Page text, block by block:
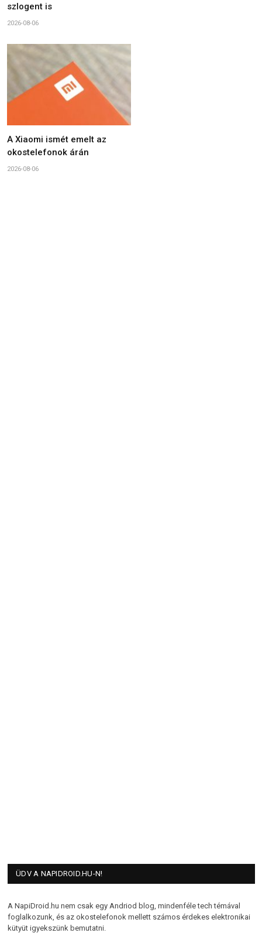
szlogent is
2026-08-06
A Xiaomi ismét emelt az
okostelefonok árán
2026-08-06
ÜDV A NAPIDROID.HU-N!
A NapiDroid.hu nem csak egy Andriod blog, mindenféle tech témával
foglalkozunk, és az okostelefonok mellett számos érdekes elektronikai
kütyüt igyekszünk bemutatni.